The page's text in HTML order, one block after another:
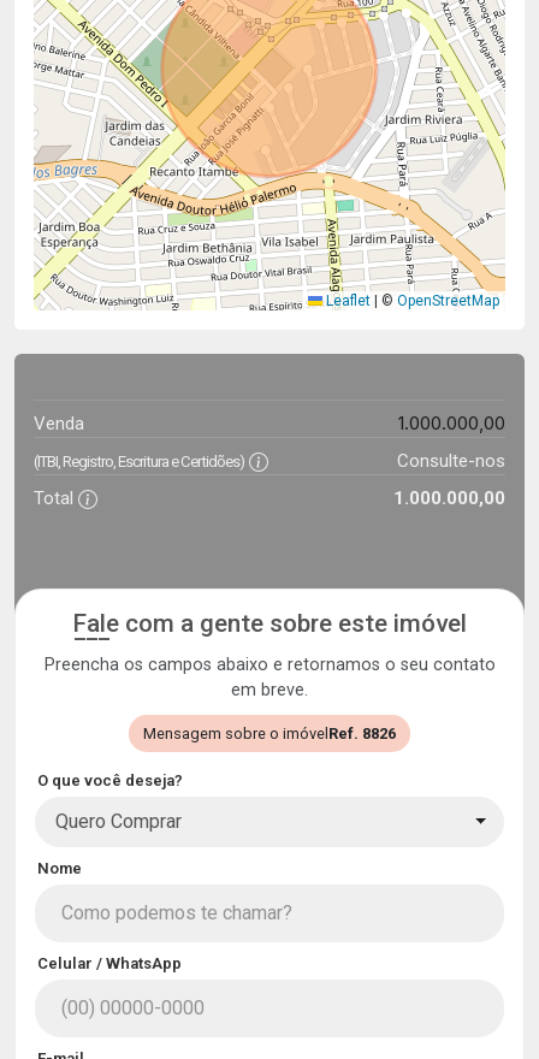
Leaflet © OpenStreetMap
Venda 1.000.000,00
(ITBI, Registro, Escritura e Certidões)
Consulte-nos
Total
1.000.000,00
Fale com a gente sobre este imóvel
Preencha os campos abaixo e retornamos o seu contato
em breve.
Mensagem sobre o imóvel Ref. 8826
O que você deseja?
Quero Comprar
Nome
Celular / WhatsApp